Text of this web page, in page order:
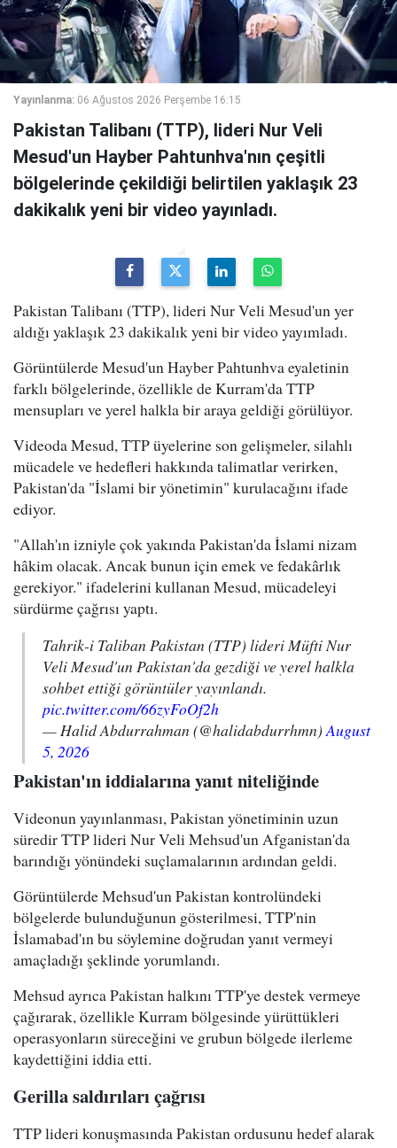
Yayınlanma: 06 Ağustos 2026 Perşembe 16:15
Pakistan Talibanı (TTP), lideri Nur Veli
Mesud'un Hayber Pahtunhva'nın çeşitli
bölgelerinde çekildiği belirtilen yaklaşık 23
dakikalık yeni bir video yayınladı.
Pakistan Talibanı (TTP), lideri Nur Veli Mesud'un yer
aldığı yaklaşık 23 dakikalık yeni bir video yayımladı.
Görüntülerde Mesud'un Hayber Pahtunhva eyaletinin
farklı bölgelerinde, özellikle de Kurram'da TTP
mensupları ve yerel halkla bir araya geldiği görülüyor.
Videoda Mesud, TTP üyelerine son gelişmeler, silahlı
mücadele ve hedefleri hakkında talimatlar verirken,
Pakistan'da "İslami bir yönetimin" kurulacağını ifade
ediyor.
"Allah'ın izniyle çok yakında Pakistan'da İslami nizam
hâkim olacak. Ancak bunun için emek ve fedakârlık
gerekiyor." ifadelerini kullanan Mesud, mücadeleyi
sürdürme çağrısı yaptı.
Tahrik-i Taliban Pakistan (TTP) lideri Müfti Nur
Veli Mesud'un Pakistan'da gezdiği ve yerel halkla
sohbet ettiği görüntüler yayınlandı.
pic.twitter.com/66zyFoOf2h
— Halid Abdurrahman (@halidabdurrhmn)August
5, 2026
Pakistan'ın iddialarına yanıt niteliğinde
Videonun yayınlanması, Pakistan yönetiminin uzun
süredir TTP lideri Nur Veli Mehsud'un Afganistan'da
barındığı yönündeki suçlamalarının ardından geldi.
Görüntülerde Mehsud'un Pakistan kontrolündeki
bölgelerde bulunduğunun gösterilmesi, TTP'nin
İslamabad'ın bu söylemine doğrudan yanıt vermeyi
amaçladığı şeklinde yorumlandı.
Mehsud ayrıca Pakistan halkını TTP'ye destek vermeye
çağırarak, özellikle Kurram bölgesinde yürüttükleri
operasyonların süreceğini ve grubun bölgede ilerleme
kaydettiğini iddia etti.
Gerilla saldırıları çağrısı
TTP lideri konuşmasında Pakistan ordusunu hedef alarak